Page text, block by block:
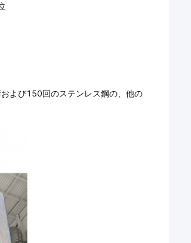
よび150回のステンレス鋼の、他の